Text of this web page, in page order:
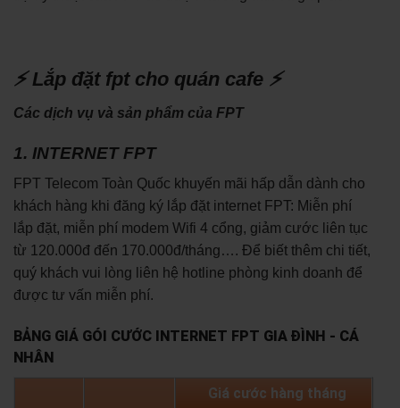
⚡ Lắp đặt fpt cho quán cafe ⚡
Các dịch vụ và sản phẩm của FPT
1. INTERNET FPT
FPT Telecom Toàn Quốc khuyến mãi hấp dẫn dành cho
khách hàng khi đăng ký lắp đặt internet FPT: Miễn phí
lắp đặt, miễn phí modem Wifi 4 cổng, giảm cước liên tục
từ 120.000đ đến 170.000đ/tháng…. Để biết thêm chi tiết,
quý khách vui lòng liên hệ hotline phòng kinh doanh để
được tư vấn miễn phí.
BẢNG GIÁ GÓI CƯỚC INTERNET FPT GIA ĐÌNH - CÁ
NHÂN
Giá cước hàng tháng